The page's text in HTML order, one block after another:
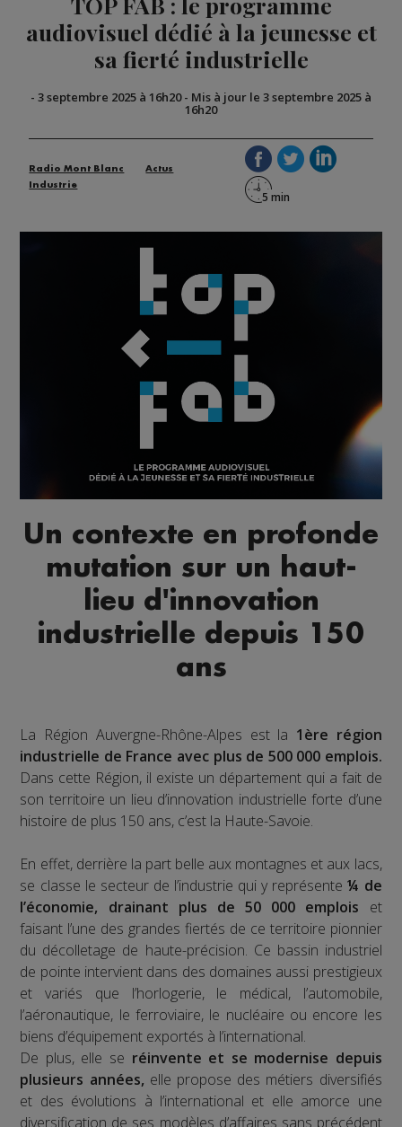
audiovisuel dédié à la jeunesse et
sa fierté industrielle
- 3 septembre 2025 à 16h20- Mis à jour le 3 septembre 2025 à
16h20
Radio Mont Blanc
Actus
Industrie
Un contexte en profonde
mutation sur un haut-
lieu d'innovation
industrielle depuis 150
ans
La Région Auvergne-Rhône-Alpes est la 1ère région
industrielle de France avec plus de 500 000 emplois.
Dans cette Région, il existe un département qui a fait de
son territoire un lieu d’innovation industrielle forte d’une
histoire de plus 150 ans, c’est la Haute-Savoie.
En effet, derrière la part belle aux montagnes et aux lacs,
se classe le secteur de l’industrie qui y représente¼ de
l’économie, drainant plus de 50 000 emplois et
faisant l’une des grandes fiertés de ce territoire pionnier
du décolletage de haute-précision. Ce bassin industriel
de pointe intervient dans des domaines aussi prestigieux
et variés que l’horlogerie, le médical, l’automobile,
l’aéronautique, le ferroviaire, le nucléaire ou encore les
biens d’équipement exportés à l’international.
De plus, elle se réinvente et se modernise depuis
plusieurs années, elle propose des métiers diversifiés
et des évolutions à l’international et elle amorce une
diversification de ses modèles d’affaires sans précédent